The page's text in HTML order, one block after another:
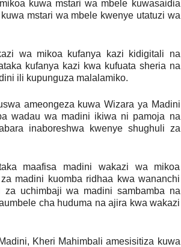
kuwa mstari wa mbele kuwasaidia
mstari wa mbele kwenye utatuzi wa
wa mikoa kufanya kazi kidigitali na
kufanya kazi kwa kufuata sheria na
ili kupunguza malalamiko.
ameongeza kuwa Wizara ya Madini
wadau wa madini ikiwa ni pamoja na
inaboreshwa kwenye shughuli za
maafisa madini wakazi wa mikoa
madini kuomba ridhaa kwa wananchi
uchimbaji wa madini sambamba na
cha huduma na ajira kwa wakazi
Kheri Mahimbali amesisitiza kuwa